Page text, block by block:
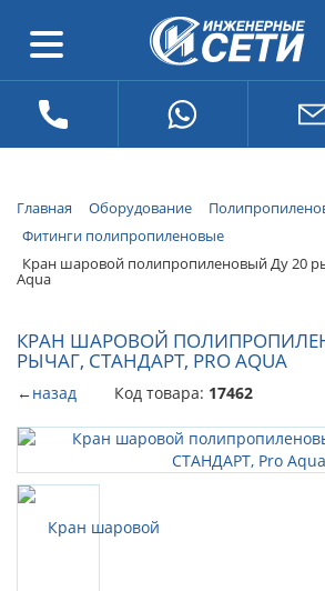
Главная Оборудование
Фитинги полипропиленовые
Кран шаровой полипропиленовый Ду 20
Aqua
КРАН ШАРОВОЙ
РЫЧАГ, СТАНДАРТ, PRO AQUA
←назад Код товара: 17462